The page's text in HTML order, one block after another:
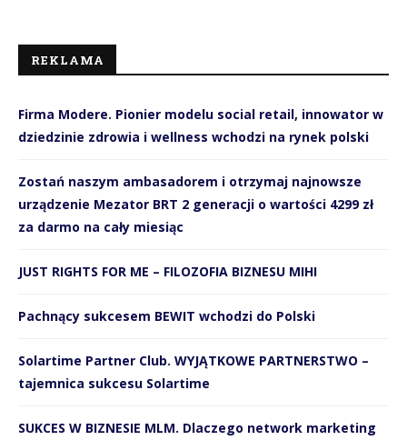
REKLAMA
Firma Modere. Pionier modelu social retail, innowator w
dziedzinie zdrowia i wellness wchodzi na rynek polski
Zostań naszym ambasadorem i otrzymaj najnowsze
urządzenie Mezator BRT 2 generacji o wartości 4299 zł
za darmo na cały miesiąc
JUST RIGHTS FOR ME – FILOZOFIA BIZNESU MIHI
Pachnący sukcesem BEWIT wchodzi do Polski
Solartime Partner Club. WYJĄTKOWE PARTNERSTWO –
tajemnica sukcesu Solartime
SUKCES W BIZNESIE MLM. Dlaczego network marketing